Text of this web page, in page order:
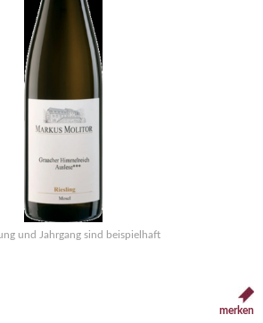
und Jahrgang sind beispielhaft
merken